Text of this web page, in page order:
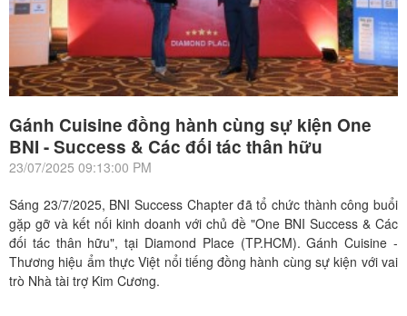
Gánh Cuisine đồng hành cùng sự kiện One
BNI - Success & Các đối tác thân hữu
23/07/2025 09:13:00 PM
Sáng 23/7/2025, BNI Success Chapter đã tổ chức thành công buổi
gặp gỡ và kết nối kinh doanh với chủ đề "One BNI Success & Các
đối tác thân hữu", tại Diamond Place (TP.HCM). Gánh Cuisine -
Thương hiệu ẩm thực Việt nổi tiếng đồng hành cùng sự kiện với vai
trò Nhà tài trợ Kim Cương.